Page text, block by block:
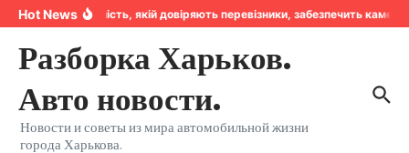
Перейти к содержанию
Hot NewsНадійність, якій довіряють перевізники, забезпечить
Разборка Харьков.
Авто новости.
Новости и советы из мира автомобильной жизни
города Харькова.